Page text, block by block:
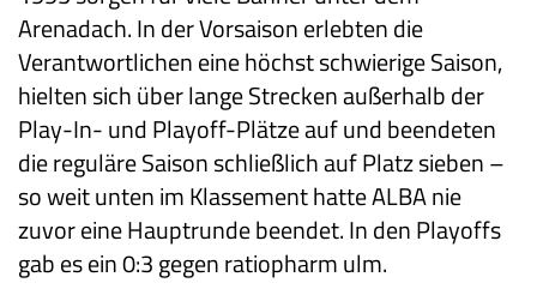
Arenadach. In der Vorsaison erlebten die
Verantwortlichen eine höchst schwierige Saison,
hielten sich über lange Strecken außerhalb der
Play-In- und Playoff-Plätze auf und beendeten
die reguläre Saison schließlich auf Platz sieben –
so weit unten im Klassement hatte ALBA nie
zuvor eine Hauptrunde beendet. In den Playoffs
gab es ein 0:3 gegen ratiopharm ulm.